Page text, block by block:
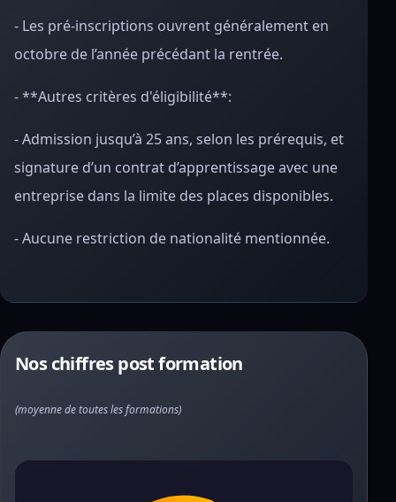
- Les pré-inscriptions ouvrent généralement en
octobre de l’année précédant la rentrée.
- **Autres critères d'éligibilité**:
- Admission jusqu’à 25 ans, selon les prérequis, et
signature d’un contrat d’apprentissage avec une
entreprise dans la limite des places disponibles.
- Aucune restriction de nationalité mentionnée.
Nos chiffres post formation
(moyenne de toutes les formations)